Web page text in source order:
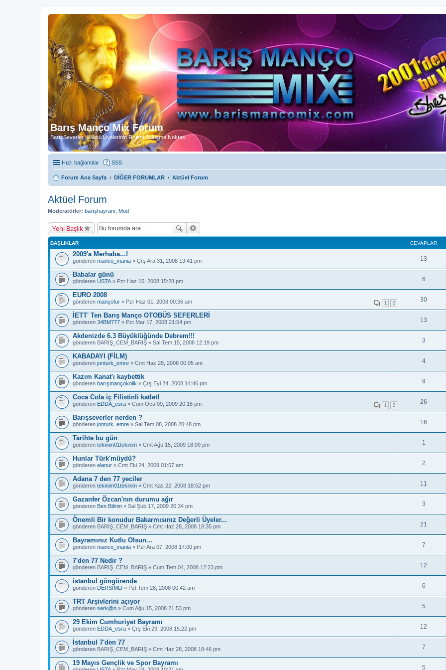
Barış Manço Mix Forum
BarışSeverler Kulübü Üyelerinin Resmi Buluşma Noktası
Hızlı bağlantılar SSS
Forum Ana Sayfa DİĞER FORUMLAR Aktüel Forum
Aktüel Forum
Moderatörler: barışhayranı Mod
Yeni Başlık
BAŞLIKLAR CEVAPLAR
2009'a Merhaba...!
gönderen manco_mania » Çrş Ara 31, 2008 19:41 pm 13
Babalar günü
gönderen USTA » Pzr Haz 15, 2008 15:28 pm 6
EURO 2008
1 2
gönderen mançofur » Pzr Haz 01, 2008 00:36 am 30
İETT' Ten Barış Manço OTOBÜS SEFERLERİ
gönderen 34BM777 » Pzt Mar 17, 2008 21:54 pm 13
Akdenizde 6.3 Büyüklüğünde Debrem!!!
gönderen BARIŞ_CEM_BARIŞ » Sal Tem 15, 2008 12:19 pm 3
KABADAYI (FİLM)
gönderen jonturk_emre » Cmt Haz 28, 2008 00:05 am 4
Kazım Kanat'ı kaybettik
gönderen barışmançokolik » Çrş Eyl 24, 2008 14:46 pm 9
Coca Cola iç Filistinli katlet!
1 2
gönderen EDDA_esra » Cum Oca 09, 2009 20:16 pm 26
Barışseverler nerden ?
gönderen jonturk_emre » Sal Tem 08, 2008 20:48 pm 16
Tarihte bu gün
gönderen tekinim01tekinim » Cmt Ağu 15, 2009 18:09 pm 1
Hunlar Türk'müydü?
gönderen elanur » Cmt Eki 24, 2009 01:57 am 2
Adana 7 den 77 yeciler
gönderen tekinim01tekinim » Cmt Kas 22, 2008 18:52 pm 11
Gazanfer Özcan'nın durumu ağır
gönderen Ben Bilirim » Sal Şub 17, 2009 20:34 pm 3
Önemli Bir konudur Bakarmısınız Değerli Üyeler...
gönderen BARIŞ_CEM_BARIŞ » Cmt Haz 28, 2008 18:35 pm 21
Bayramınız Kutlu Olsun...
gönderen manco_mania » Pzr Ara 07, 2008 17:00 pm 7
7'den 77 Nedir ?
gönderen BARIŞ_CEM_BARIŞ » Cum Tem 04, 2008 12:23 pm 12
istanbul göngörende
gönderen DERSİMLİ » Pzt Tem 28, 2008 00:42 am 6
TRT Arşivlerini açıyor
gönderen serk@n » Cum Ağu 15, 2008 21:53 pm 5
29 Ekim Cumhuriyet Bayramı
gönderen EDDA_esra » Çrş Eki 29, 2008 15:22 pm 12
İstanbul 7'den 77
gönderen BARIŞ_CEM_BARIŞ » Cmt Haz 28, 2008 18:46 pm 7
19 Mayıs Gençlik ve Spor Bayramı
5